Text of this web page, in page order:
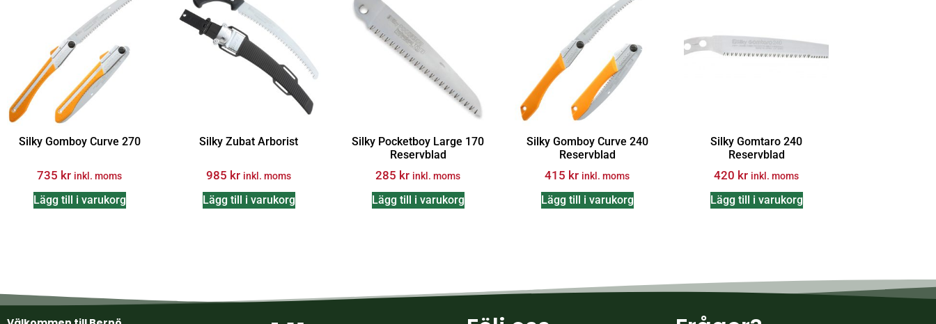
Silky Gomboy Curve 270
735 kr inkl. moms
Lägg till i varukorg
Silky Zubat Arborist
985 kr inkl. moms
Lägg till i varukorg
Silky Pocketboy Large 170
Reservblad
285 kr inkl. moms
Lägg till i varukorg
Silky Gomboy Curve 240
Reservblad
415 kr inkl. moms
Lägg till i varukorg
Silky Gomtaro 240
Reservblad
420 kr inkl. moms
Lägg till i varukorg